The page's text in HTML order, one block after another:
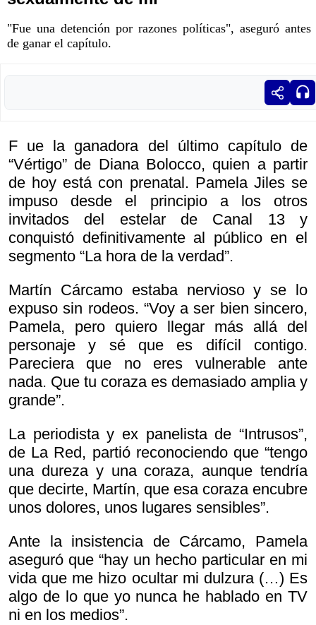
"Fue una detención por razones políticas", aseguró antes
de ganar el capítulo.
F ue la ganadora del último capítulo de
“Vértigo” de Diana Bolocco, quien a partir
de hoy está con prenatal. Pamela Jiles se
impuso desde el principio a los otros
invitados del estelar de Canal 13 y
conquistó definitivamente al público en el
segmento “La hora de la verdad”.
Martín Cárcamo estaba nervioso y se lo
expuso sin rodeos. “Voy a ser bien sincero,
Pamela, pero quiero llegar más allá del
personaje y sé que es difícil contigo.
Pareciera que no eres vulnerable ante
nada. Que tu coraza es demasiado amplia y
grande”.
La periodista y ex panelista de “Intrusos”,
de La Red, partió reconociendo que “tengo
una dureza y una coraza, aunque tendría
que decirte, Martín, que esa coraza encubre
unos dolores, unos lugares sensibles”.
Ante la insistencia de Cárcamo, Pamela
aseguró que “hay un hecho particular en mi
vida que me hizo ocultar mi dulzura (…) Es
algo de lo que yo nunca he hablado en TV
ni en los medios”.